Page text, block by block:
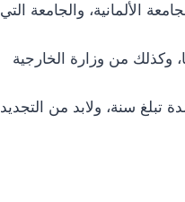
الألمانية، والجامعة التي
وكذلك من وزارة الخارجية
سنة، ولابد من التجديد